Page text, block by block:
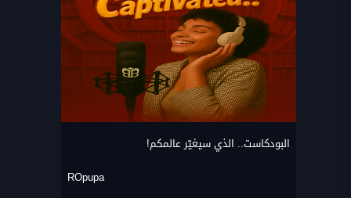
البودكاست.. الذي سيغيّر عالمكم!
ROpupa